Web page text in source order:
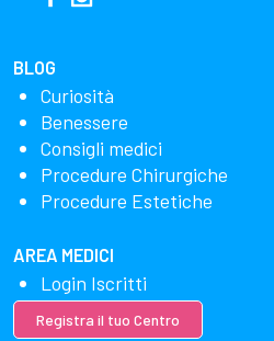
BLOG
Curiosità
Benessere
Consigli medici
Procedure Chirurgiche
Procedure Estetiche
AREA MEDICI
Login Iscritti
Registra il tuo Centro